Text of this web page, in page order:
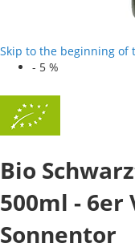
Skip to the beginning of
- 5 %
Bio
500ml - 6er
Sonnentor